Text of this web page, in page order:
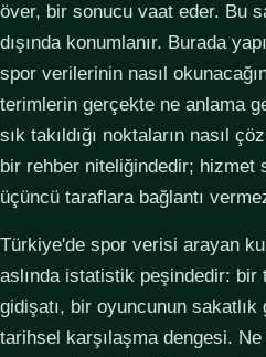
över, bir sonucu vaat eder. Bu
dışında konumlanır. Burada
spor verilerinin nasıl
terimlerin gerçekte ne anlama
sık takıldığı noktaların nasıl
bir rehber niteliğindedir; hizmet
üçüncü taraflara bağlantı
Türkiye'de spor verisi arayan
aslında istatistik peşindedir: bir
gidişatı, bir oyuncunun
tarihsel karşılaşma dengesi.